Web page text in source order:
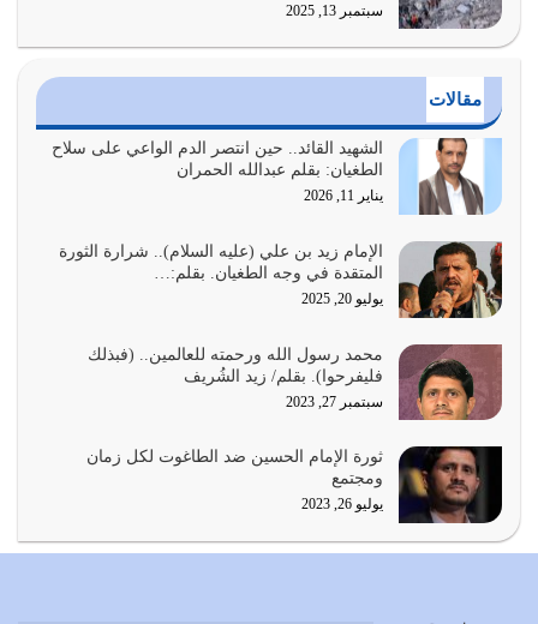
الدين الذي شرعه الله لا يجوز أن يخضع لآرائنا وأهوائنا
أي أمة تتفرق في الدين وتتفرق في كيانها معناه أنها أصبحت
أمة عاجزة عن النهوض…
يوليو 23, 2026
بحبل الله جميعاً وليس كل…
يوليو 22, 2026
يشاء ويذل من يشاء
يوليو 21, 2026
كل زمان…
يوليو 19, 2026
الوظيفة عبارة عن مسؤولية يجب النهوض بها كما ينبغي لكي
سبتمبر 13, 2025
مقالات
الشهيد القائد.. حين انتصر الدم الواعي على سلاح
الطغيان: بقلم عبدالله الحمران
يناير 11, 2026
الإمام زيد بن علي (عليه السلام).. شرارة الثورة
المتقدة في وجه الطغيان. بقلم:…
يوليو 20, 2025
محمد رسول الله ورحمته للعالمين.. (فبذلك
فليفرحوا). بقلم/ زيد الشُريف
سبتمبر 27, 2023
ثورة الإمام الحسين ضد الطاغوت لكل زمان
ومجتمع
يوليو 26, 2023